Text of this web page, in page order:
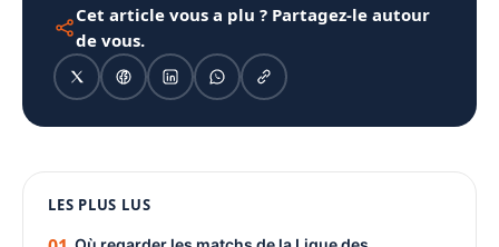
Cet article vous a plu ? Partagez-le autour
de vous.
PUBLICITÉ
LES PLUS LUS